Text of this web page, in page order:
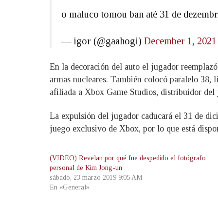
o maluco tomou ban até 31 de
— igor (@gaahogi) December 1, 2021
En la decoración del auto el jugador
armas nucleares. También colocó paralelo
afiliada a Xbox Game Studios, distribuidor del
La expulsión del jugador caducará el 31 de
juego exclusivo de Xbox, por lo que está
(VIDEO) Revelan por qué fue despedido el fotógrafo
personal de Kim Jong-un
sábado, 23 marzo 2019 9:05 AM
En «General»